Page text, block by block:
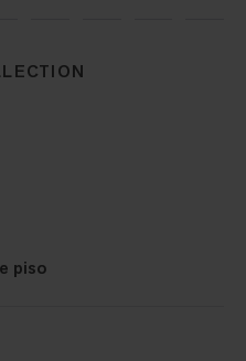
piso